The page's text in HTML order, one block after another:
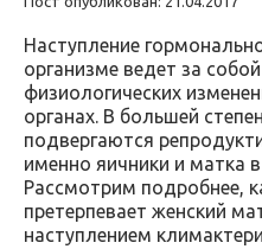
Наступление
организме ведет за
физиологических
органах. В большей
подвергаются
именно яичники и матка
Рассмотрим подробнее,
претерпевает женский
наступлением